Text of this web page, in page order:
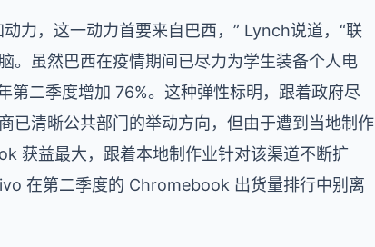
力，这一动力首要来自巴西，” Lynch说道，“联
。虽然巴西在疫情期间已尽力为学生装备个人电
第二季度增加 76%。这种弹性标明，跟着政府尽
已清晰公共部门的举动方向，但由于遭到当地制作
获益最大，跟着本地制作业针对该渠道不断扩
在第二季度的 Chromebook 出货量排行中别离